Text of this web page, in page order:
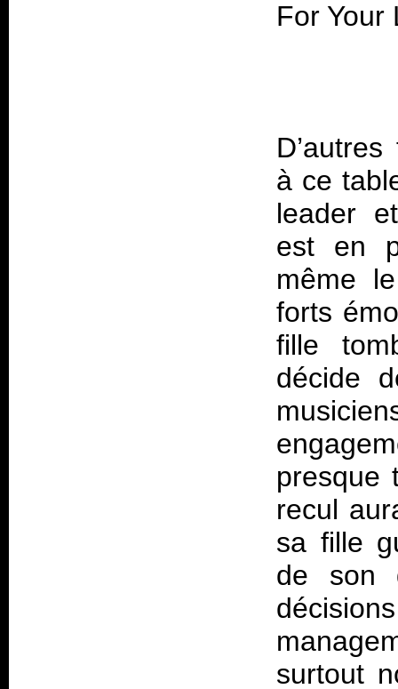
à ce
leader
est en
même
forts
fille
décide
presque
recul
sa fille
de son
surtout